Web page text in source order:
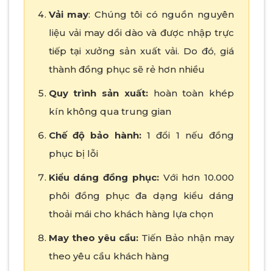
Vải may: Chúng tôi có nguồn nguyên
liệu vải may dồi dào và được nhập trực
tiếp tại xưởng sản xuất vải. Do đó, giá
thành đồng phục sẽ rẻ hơn nhiều
Quy trình sản xuất:hoàn toàn khép
kín không qua trung gian
Chế độ bảo hành: 1 đổi 1 nếu đồng
phục bị lỗi
Kiểu dáng đồng phục:Với hơn 10.000
phôi đồng phục đa dạng kiểu dáng
thoải mái cho khách hàng lựa chọn
May theo yêu cầu: Tiến Bảo nhận may
theo yêu cầu khách hàng